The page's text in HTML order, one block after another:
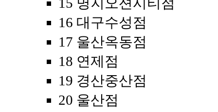
16 대구수성점
17 울산옥동점
18 연제점
19 경산중산점
20 울산점